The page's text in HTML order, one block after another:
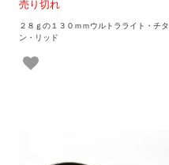
売り切れ
２８ｇの１３０ｍｍウルトラライト・チタ
ン・リッド